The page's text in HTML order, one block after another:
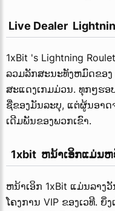
Live Dealer
1xBit 's Lightning
ລວມລັກສະນະທັງຫມົດຂອງ
ສະແດງເກມມ່ວນ. ທຸກໆຮອ
ຊື່ຂອງມັນລະບຸ, ແຕ່ຜູ້ນອາດ
ເດີມພັນຂອງພວກເຂົາ.
1xbit  ຫນ້າເອິກແມ່ນ
ຫນ້າເອິກ 1xBit ແມ່ນລາງ
ໂຄງການ VIP ຂອງເວທີ. ຍິ່